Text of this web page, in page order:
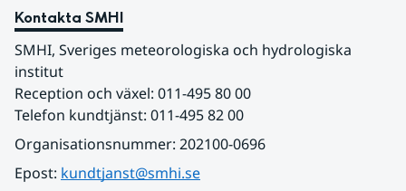
Kontakta SMHI
SMHI, Sveriges meteorologiska och hydrologiska
institut
Reception och växel: 011-495 80 00
Telefon kundtjänst: 011-495 82 00
Organisationsnummer: 202100-0696
Epost: kundtjanst@smhi.se